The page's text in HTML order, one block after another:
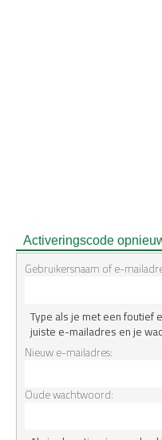
Activeringscode
Gebruikersnaam of e-
Type als je met een
juiste e-mailadres en je
Nieuw e-mailadres:
Oude wachtwoord: